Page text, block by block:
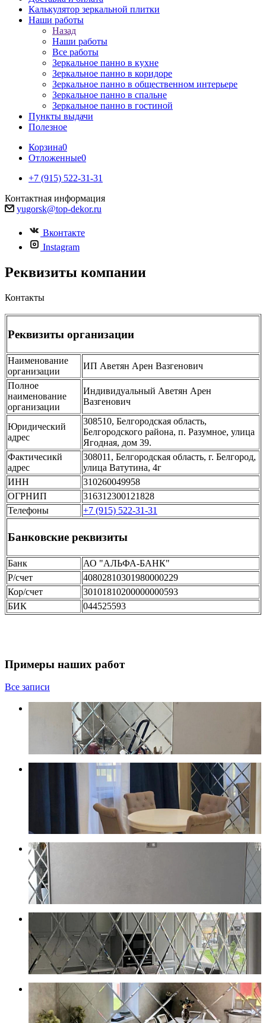
Калькулятор зеркальной плитки
Наши работы
Назад
Наши работы
Все работы
Зеркальное панно в кухне
Зеркальное панно в коридоре
Зеркальное панно в общественном интерьере
Зеркальное панно в спальне
Зеркальное панно в гостиной
Пункты выдачи
Полезное
Корзина0
Отложенные0
+7 (915) 522-31-31
Контактная информация
yugorsk@top-dekor.ru
Вконтакте
Instagram
Реквизиты компании
Контакты
Реквизиты организации
Наименование
организации
ИП Аветян Арен Вазгенович
Полное
наименование
организации
Индивидуальный Аветян Арен
Вазгенович
Юридический
адрес
308510, Белгородская область,
Белгородского района, п. Разумное, улица
Ягодная, дом 39.
Фактичесикй
адрес
308011, Белгородская область, г. Белгород,
улица Ватутина, 4г
ИНН
310260049958
ОГРНИП
316312300121828
Телефоны
+7 (915) 522-31-31
Банковские реквизиты
Банк
АО "АЛЬФА-БАНК"
Р/счет
40802810301980000229
Кор/счет
30101810200000000593
БИК
044525593
Примеры наших работ
Все записи